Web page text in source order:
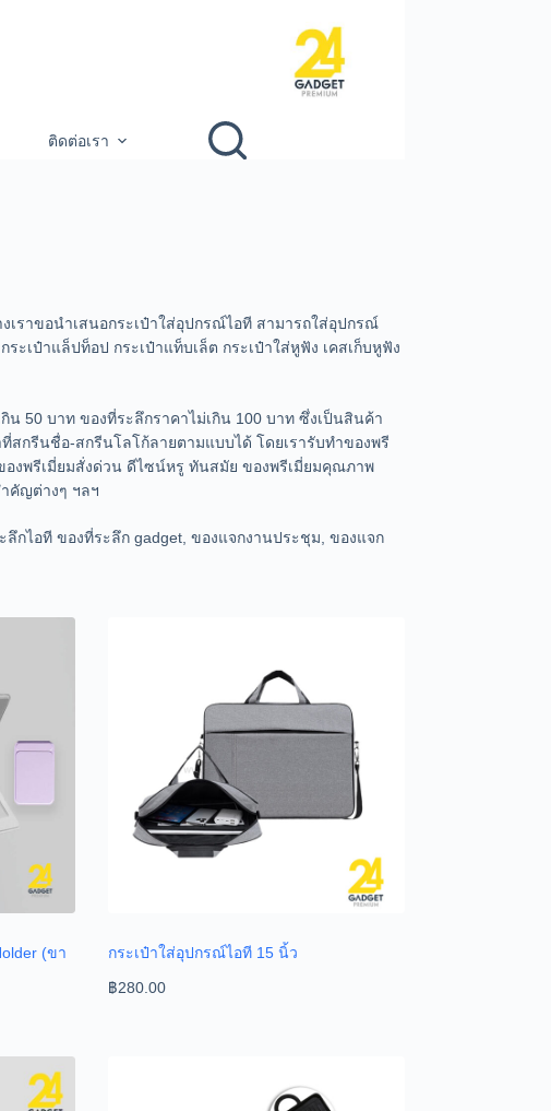
ติดต่อเรา
ราขอนำเสนอกระเป๋าใส่อุปกรณ์ไอที สามารถใส่อุปกรณ์
ะเป๋าแล็ปท็อป กระเป๋าแท็บเล็ต กระเป๋าใส่หูฟัง เคสเก็บหูฟัง
น 50 บาท ของที่ระลึกราคาไม่เกิน 100 บาท ซึ่งเป็นสินค้า
สกรีนชื่อ-สกรีนโลโก้ลายตามแบบได้ โดยเรารับทําของพรี
งพรีเมี่ยมสั่งด่วน ดีไซน์หรู ทันสมัย ของพรีเมี่ยมคุณภาพ
คัญต่างๆ ฯลฯ
กไอที ของที่ระลึก gadget, ของแจกงานประชุม, ของแจก
(ขา
กระเป๋าใส่อุปกรณ์ไอที 15 นิ้ว
฿280.00